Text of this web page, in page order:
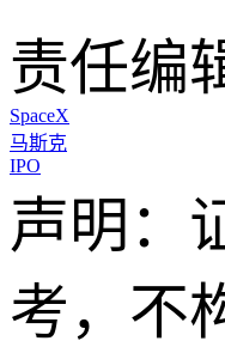
责任编
SpaceX
马斯克
IPO
声明：
考，不